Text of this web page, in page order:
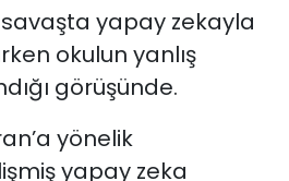
savaşta yapay zekayla
okulun yanlış
görüşünde.
yönelik
yapay zeka